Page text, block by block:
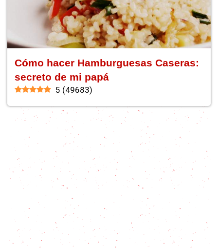
Cómo hacer Hamburguesas Caseras:
secreto de mi papá
5 (49683)